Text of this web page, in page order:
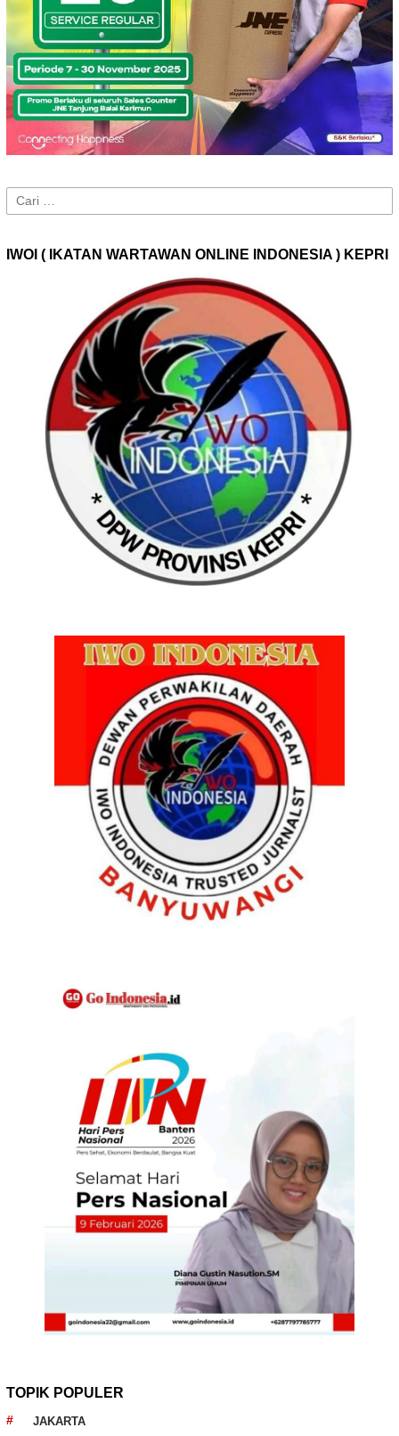
Cari
untuk:
IWOI ( IKATAN WARTAWAN ONLINE INDONESIA ) KEPRI
TOPIK POPULER
JAKARTA